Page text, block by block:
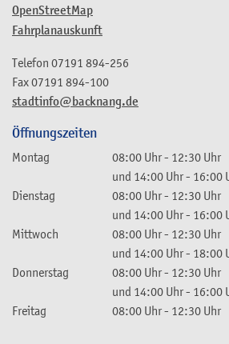
OpenStreetMap
Fahrplanauskunft
stadtinfo@backnang.de
Telefon 07191 894-256
Fax07191 894-100
Öffnungszeiten
Montag 08:00 Uhr- 12:30 Uhr
und 14:00 Uhr- 16:00
Dienstag
08:00 Uhr- 12:30 Uhr
und 14:00 Uhr- 16:00
Mittwoch
08:00 Uhr- 12:30 Uhr
und 14:00 Uhr- 18:00
Donnerstag
08:00 Uhr- 12:30 Uhr
und 14:00 Uhr- 16:00
Freitag
08:00 Uhr- 12:30 Uhr